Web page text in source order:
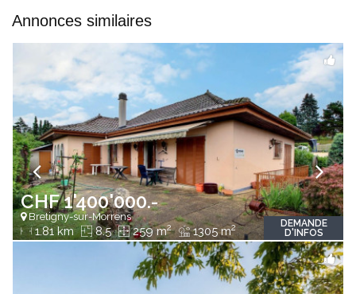
Annonces similaires
CHF 1'400'000.-
Bretigny-sur-Morrens
1.81 km 8.5 259 m2 1305 m2
DEMANDE
D'INFOS